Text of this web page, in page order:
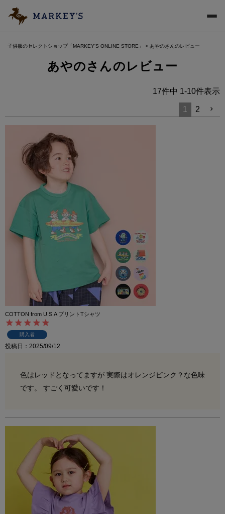
子供服のセレクトショップ「MARKEY'S ONLINE STORE」 あやのさんのレビュー
あやのさんのレビュー
17件中 1-10件表示
1 2
COTTON from U.S.A プリントTシャツ
購入者
投稿日 2025/09/12
色はレッドとなってますが 実際はオレンジピンク？な色味
です。 すごく可愛いです！